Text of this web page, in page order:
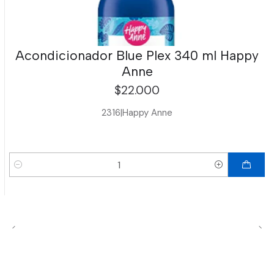
Acondicionador Blue Plex 340 ml Happy
Anne
$22.000
2316|Happy Anne
Cantidad